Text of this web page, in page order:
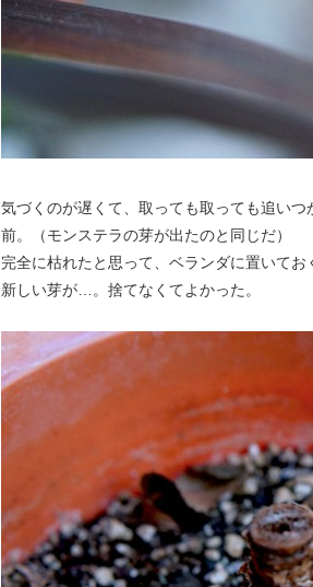
気づくのが遅くて、取っても取っても追い
前。（モンステラの芽が出たのと同じだ）
完全に枯れたと思って、ベランダに置いて
新しい芽が…。捨てなくてよかった。